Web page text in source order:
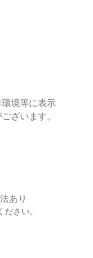
境等に表示
ざいます。
あり
さい。